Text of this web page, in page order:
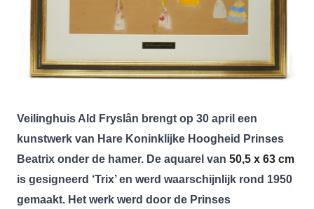
Veilinghuis Ald Fryslân brengt op 30 april een
kunstwerk van Hare Koninklijke Hoogheid Prinses
Beatrix onder de hamer. De aquarel van 50,5 x 63 cm
is gesigneerd ‘Trix’ en werd waarschijnlijk rond 1950
gemaakt. Het werk werd door de Prinses